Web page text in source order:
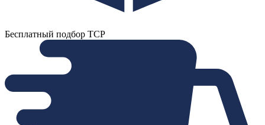
Бесплатный подбор ТСР